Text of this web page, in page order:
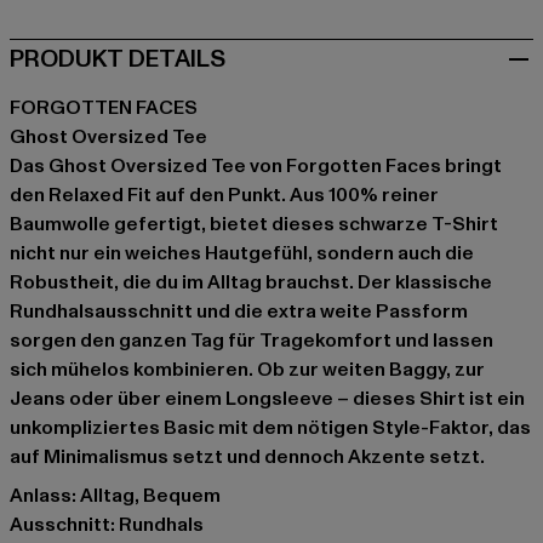
PRODUKT DETAILS
FORGOTTEN FACES
Ghost Oversized Tee
Das Ghost Oversized Tee von Forgotten Faces bringt
den Relaxed Fit auf den Punkt. Aus 100% reiner
Baumwolle gefertigt, bietet dieses schwarze T-Shirt
nicht nur ein weiches Hautgefühl, sondern auch die
Robustheit, die du im Alltag brauchst. Der klassische
Rundhalsausschnitt und die extra weite Passform
sorgen den ganzen Tag für Tragekomfort und lassen
sich mühelos kombinieren. Ob zur weiten Baggy, zur
Jeans oder über einem Longsleeve – dieses Shirt ist ein
unkompliziertes Basic mit dem nötigen Style-Faktor, das
auf Minimalismus setzt und dennoch Akzente setzt.
Anlass: Alltag, Bequem
Ausschnitt: Rundhals